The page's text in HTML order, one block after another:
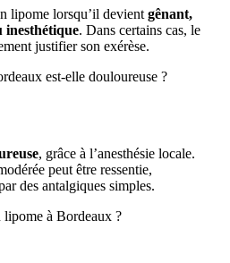
lipome lorsqu’il devient gênant,
inesthétique. Dans certains cas, le
justifier son exérèse.
est-elle douloureuse ?
, grâce à l’anesthésie locale.
peut être ressentie,
des antalgiques simples.
lipome à Bordeaux ?